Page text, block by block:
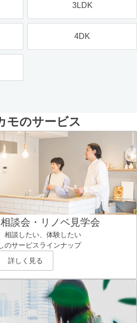
3LDK
4DK
モのサービス
談会・リノベ見学会
相談したい、体験したい
のサービスラインナップ
詳しく見る